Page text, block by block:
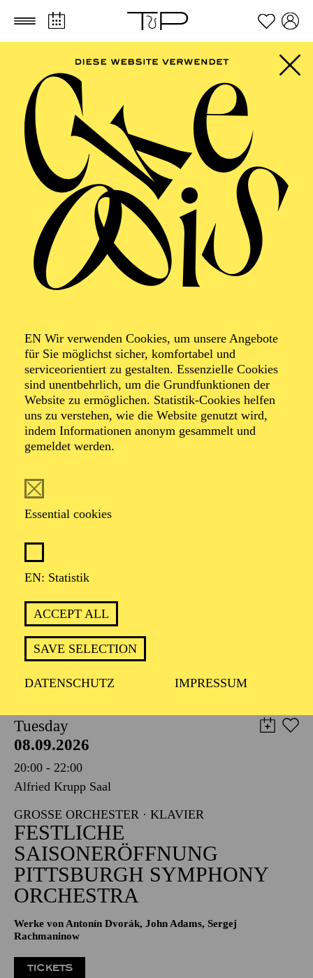
Zum Hauptinhalt springen Zum Footer springen
EN Wir verwenden Cookies, um unsere Angebote
für Sie möglichst sicher, komfortabel und
serviceorientiert zu gestalten. Essenzielle Cookies
sind unentbehrlich, um die Grundfunktionen der
Website zu ermöglichen. Statistik-Cookies helfen
uns zu verstehen, wie die Website genutzt wird,
indem Informationen anonym gesammelt und
gemeldet werden.
Essential cookies
EN: Statistik
ACCEPT ALL
SAVE SELECTION
DATENSCHUTZ IMPRESSUM
FILTER
SEPTEMBER 2026
PHILHARMONIE ESSEN
Friday
04.09.2026
20:00 - 23:00
Alfried Krupp Saal
Organiser: Theater-, Konzert- u. Gastspieldirektion OTTO
HOFNER GMBH
TICKETS
55,20 52,70€
EN: SCHAUSPIEL ESSEN
05.09.2026
19:30 - 21:30
BLICK AUF DEN IRAN –
STIMMEN ZUR AKTUELLEN
LAGE
TICKETS
8,00€
Tuesday
08.09.2026
20:00 - 22:00
Alfried Krupp Saal
GROSSE ORCHESTER · KLAVIER
FESTLICHE
SAISONERÖFFNUNG
PITTSBURGH SYMPHONY
ORCHESTRA
Werke von Antonín Dvorák, John Adams, Sergej
Rachmaninow
TICKETS